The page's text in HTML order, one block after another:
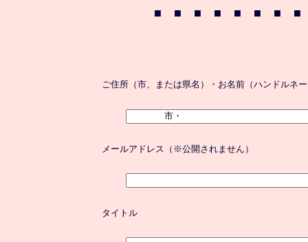
ご住所（市、または県名）・お名前（ハンドルネ
メールアドレス（※公開されません）
タイトル